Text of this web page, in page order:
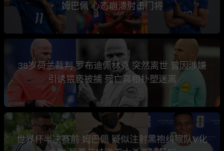
姆巴佩 心态崩溃肘击门将
38岁荷兰裁判 罗布迪佩林克 突然离世 曾因涉嫌
引诱猥亵被捕 死亡真相扑塑迷离
世界杯半决赛前 姆巴佩 疑似注射黑袍纠察队V化